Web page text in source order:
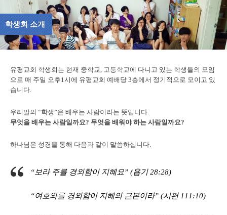
학생회 소개
유평교회 학생회는 현재 중학교, 고등학교에 다니고 있는 학생들의 모임
으로 매 주일 오후1시에 유평교회 예배당 3층에서 정기적으로 모이고 있
습니다.
우리말의 “학생”은 배우는 사람이라는 뜻입니다.
무엇을 배우는 사람일까요? 무엇을 배워야 하는 사람일까요?
하나님은 성경을 통해 다음과 같이 말씀하십니다.
“보라 주를 경외함이 지혜요” (욥기 28:28)
“여호와를 경외함이 지혜의 근본이라” (시편 111:10)